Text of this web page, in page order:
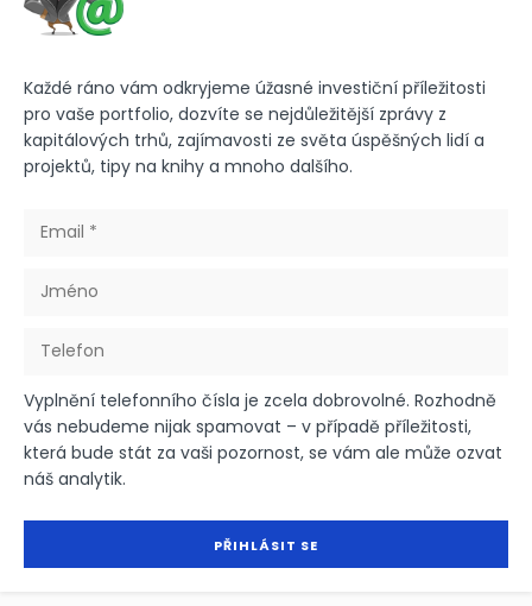
Každé ráno vám odkryjeme úžasné investiční příležitosti
pro vaše portfolio, dozvíte se nejdůležitější zprávy z
kapitálových trhů, zajímavosti ze světa úspěšných lidí a
projektů, tipy na knihy a mnoho dalšího.
Vyplnění telefonního čísla je zcela dobrovolné. Rozhodně
vás nebudeme nijak spamovat – v případě příležitosti,
která bude stát za vaši pozornost, se vám ale může ozvat
náš analytik.